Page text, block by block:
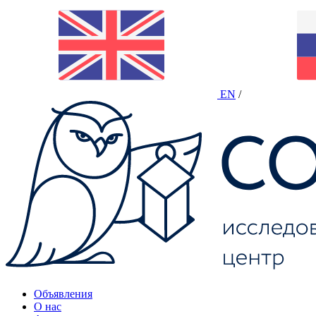
EN /
Объявления
О нас